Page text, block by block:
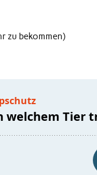
zu bekommen)